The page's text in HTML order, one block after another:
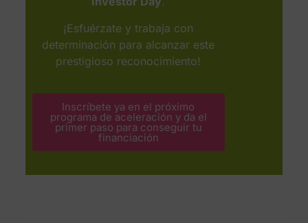
¡Esfuérzate y trabaja con
determinación para alcanzar este
prestigioso reconocimiento!
Inscríbete ya en el próximo
programa de aceleración y da el
primer paso para conseguir tu
financiación​